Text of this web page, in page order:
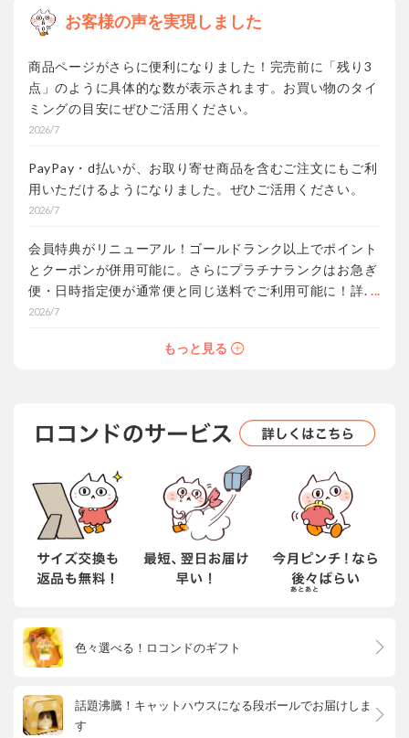
お客様の声を実現しました
商品ページがさらに便利になりました！完売前に「残り3
点」のように具体的な数が表示されます。 お買い物のタイ
ミングの目安にぜひご活用ください。
2026/7
PayPay・d払いが、お取り寄せ商品を含むご注文にもご利
用いただけるようになりました。 ぜひご活用ください。
2026/7
会員特典がリニューアル！ゴールドランク以上でポイント
とクーポンが併用可能に。さらにプラチナランクはお急ぎ
便・日時指定便が通常便と同じ送料でご利用可能に！詳し
くはコチラ
2026/7
もっと見る
色々選べる！ロコンドのギフト
話題沸騰！キャットハウスになる段ボールでお届けしま
す